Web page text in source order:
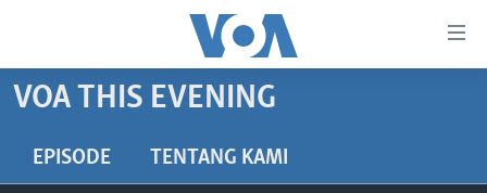
Akses
DUNIA
VOA THIS EVENING
EPISODE TENTANG KAMI